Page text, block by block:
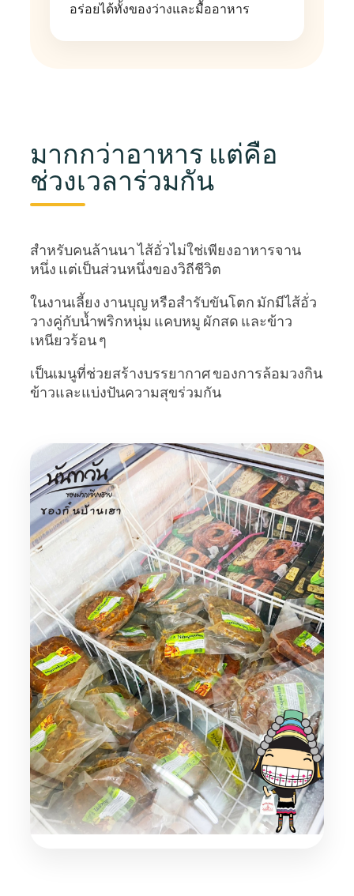
อร่อยได้ทั้งของว่างและมื้ออาหาร
มากกว่าอาหาร แต่คือ
ช่วงเวลาร่วมกัน
สำหรับคนล้านนา ไส้อั่วไม่ใช่เพียงอาหารจาน
หนึ่ง แต่เป็นส่วนหนึ่งของวิถีชีวิต
ในงานเลี้ยง งานบุญ หรือสำรับขันโตก มักมีไส้อั่ว
วางคู่กับน้ำพริกหนุ่ม แคบหมู ผักสด และข้าว
เหนียวร้อน ๆ
เป็นเมนูที่ช่วยสร้างบรรยากาศ ของการล้อมวงกิน
ข้าวและแบ่งปันความสุขร่วมกัน